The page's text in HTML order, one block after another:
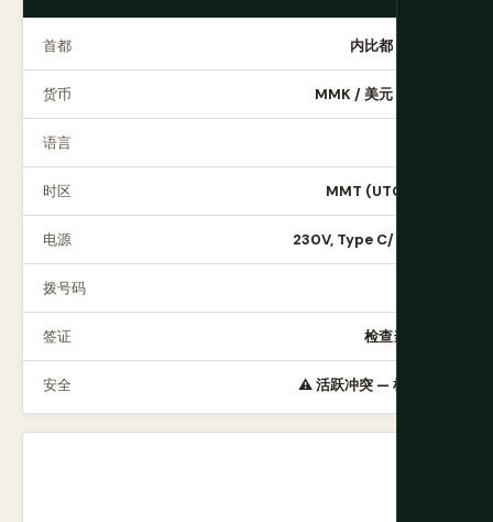
首都 内比都（行政）
货币 MMK / 美元（新钞）
语言
时区 MMT (UTC+6:30)
电源 230V, Type C/D/F/G/I
拨号码
签证 检查当前要求
安全 ⚠️ 活跃冲突 — 检查建议